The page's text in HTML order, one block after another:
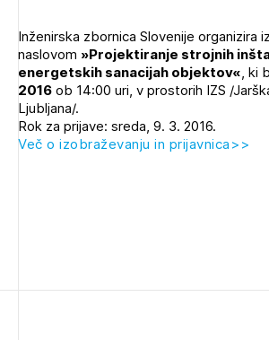
O ZAPS
PRIJAVITE SE
Inženirska zbornica Slovenije organizira
naslovom »Projektiranje strojnih
energetskih sanacijah objektov«, ki
2016ob 14:00 uri, v prostorih IZS /
Ljubljana/.
Rok za prijave: sreda, 9. 3. 2016.
Več o izobraževanju in prijavnica>>
Mesečni novičnik
Novičnik izobraževanj
Novičnik natečajev